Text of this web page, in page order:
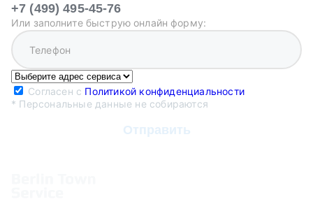
+7 (499) 495-45-76
Или заполните быструю онлайн форму:
Согласен с Политикой конфиденциальности
* Персональные данные не собираются